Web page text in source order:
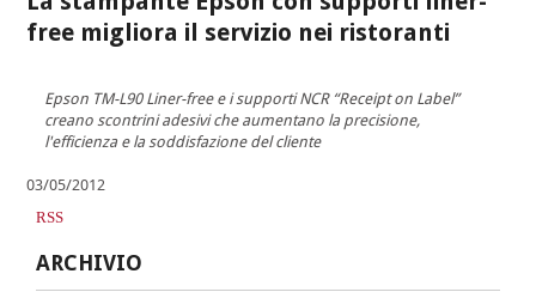
free migliora il servizio nei ristoranti
Epson TM-L90 Liner-free e i supporti NCR “Receipt on Label”
creano scontrini adesivi che aumentano la precisione,
l'efficienza e la soddisfazione del cliente
03/05/2012
RSS
ARCHIVIO